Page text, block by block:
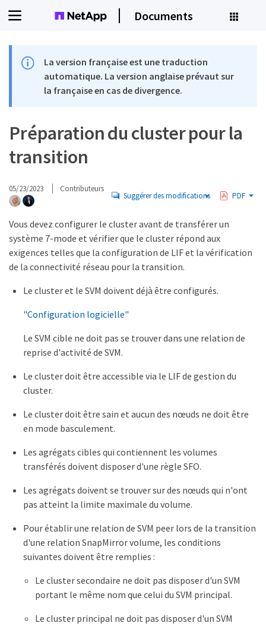
Documents
La version française est une traduction
automatique. La version anglaise prévaut sur
la française en cas de divergence.
Préparation du cluster pour la
transition
05/23/2023 Contributeurs
Suggérer des modifications PDF
Vous devez configurer le cluster avant de transférer un
système 7-mode et vérifier que le cluster répond aux
exigences telles que la configuration de LIF et la vérification
de la connectivité réseau pour la transition.
Le cluster et le SVM doivent déjà être configurés.
"Configuration logicielle"
Le SVM cible ne doit pas se trouver dans une relation de
reprise d'activité de SVM.
Le cluster doit être accessible via le LIF de gestion du
cluster.
Le cluster doit être sain et aucun des nœuds ne doit être
en mode basculement.
Les agrégats cibles qui contiennent les volumes
transférés doivent disposer d'une règle SFO.
Les agrégats doivent se trouver sur des nœuds qui n'ont
pas atteint la limite maximale du volume.
Pour établir une relation de SVM peer lors de la transition
d'une relation SnapMirror volume, les conditions
suivantes doivent être remplies :
Le cluster secondaire ne doit pas disposer d'un SVM
portant le même nom que celui du SVM principal.
Le cluster principal ne doit pas disposer d'un SVM